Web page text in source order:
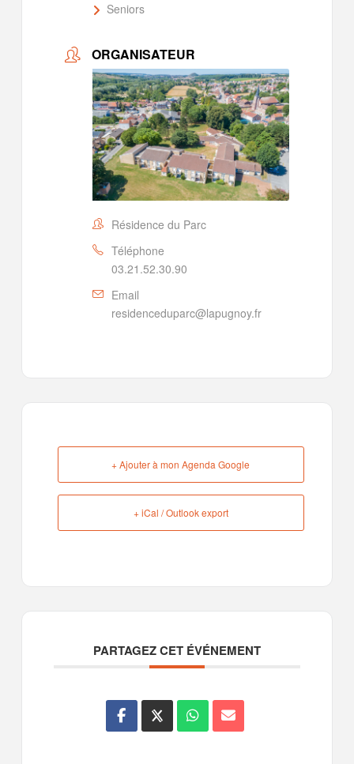
Seniors
ORGANISATEUR
Résidence du Parc
Téléphone
03.21.52.30.90
Email
residenceduparc@lapugnoy.fr
+ Ajouter à mon Agenda Google
+ iCal / Outlook export
PARTAGEZ CET ÉVÉNEMENT